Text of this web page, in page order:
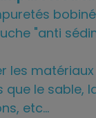
"anti
les
que le sable,
etc...